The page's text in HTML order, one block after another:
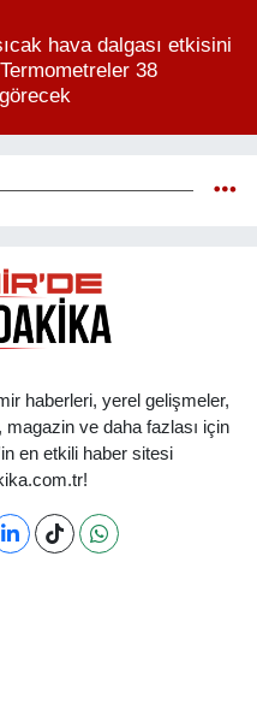
hava dalgası etkisini
38
haberleri, yerel gelişmeler,
ve daha fazlası için
en etkili haber sitesi